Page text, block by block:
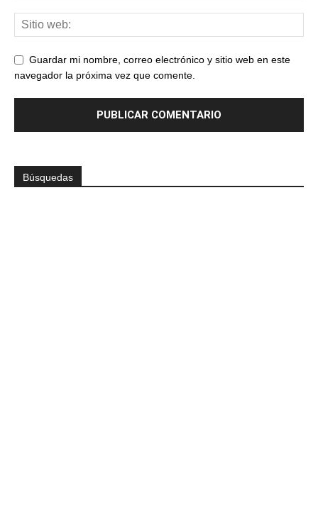
Guardar mi nombre, correo electrónico y sitio web en este
navegador la próxima vez que comente.
Búsquedas